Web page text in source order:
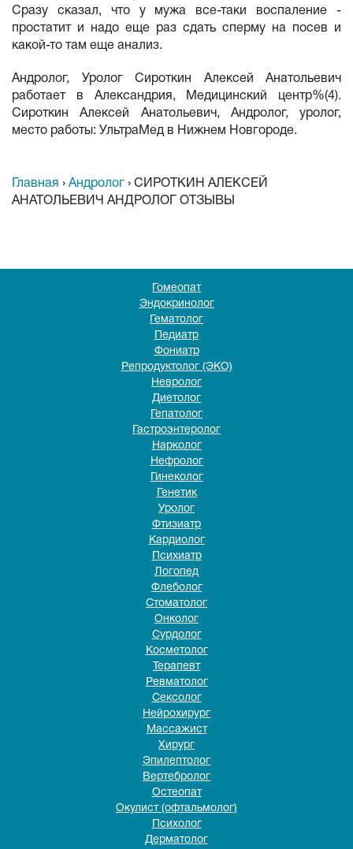
Сразу сказал, что у мужа все-таки воспаление -
простатит и надо еще раз сдать сперму на посев и
какой-то там еще анализ.
Андролог, Уролог Сироткин Алексей Анатольевич
работает в Александрия, Медицинский центр%(4).
Сироткин Алексей Анатольевич, Андролог, уролог,
место работы: УльтраМед в Нижнем Новгороде.
Главная › Андролог › СИРОТКИН АЛЕКСЕЙ
АНАТОЛЬЕВИЧ АНДРОЛОГ ОТЗЫВЫ
Гомеопат
Эндокринолог
Гематолог
Педиатр
Фониатр
Репродуктолог (ЭКО)
Невролог
Диетолог
Гепатолог
Гастроэнтеролог
Нарколог
Нефролог
Гинеколог
Генетик
Уролог
Фтизиатр
Кардиолог
Психиатр
Логопед
Флеболог
Стоматолог
Онколог
Сурдолог
Косметолог
Терапевт
Ревматолог
Сексолог
Нейрохирург
Массажист
Хирург
Эпилептолог
Вертебролог
Остеопат
Окулист (офтальмолог)
Психолог
Дерматолог